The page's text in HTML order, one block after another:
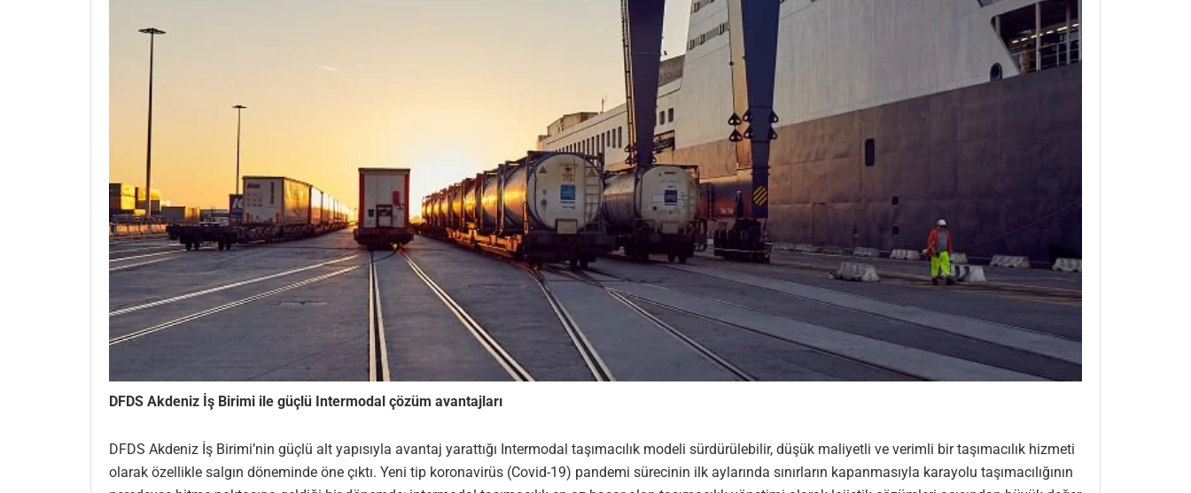
DFDS Akdeniz İş Birimi ile güçlü Intermodal çözüm avantajları
DFDS Akdeniz İş Birimi’nin güçlü alt yapısıyla avantaj yarattığı Intermodal taşımacılık modeli sürdürülebilir, düşük maliyetli ve verimli bir taşımacılık hizmeti
olarak özellikle salgın döneminde öne çıktı. Yeni tip koronavirüs (Covid-19) pandemi sürecinin ilk aylarında sınırların kapanmasıyla karayolu taşımacılığının